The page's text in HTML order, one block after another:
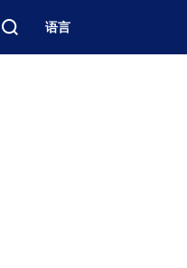
语言